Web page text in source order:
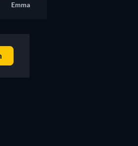
Emma